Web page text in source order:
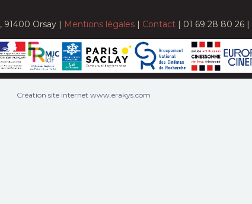
91400 Orsay | Mentions légales| Contact| 01 69 28 80 26
Création site internet www.erakys.com